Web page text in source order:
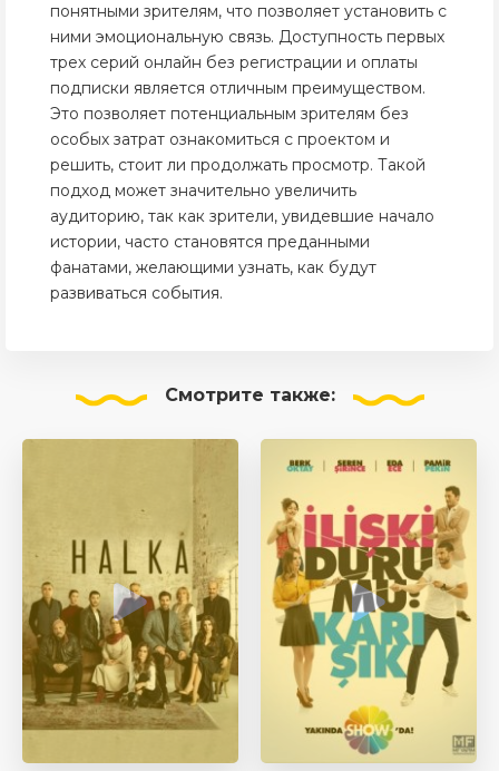
понятными зрителям, что позволяет установить с
ними эмоциональную связь. Доступность первых
трех серий онлайн без регистрации и оплаты
подписки является отличным преимуществом.
Это позволяет потенциальным зрителям без
особых затрат ознакомиться с проектом и
решить, стоит ли продолжать просмотр. Такой
подход может значительно увеличить
аудиторию, так как зрители, увидевшие начало
истории, часто становятся преданными
фанатами, желающими узнать, как будут
развиваться события.
Смотрите также: